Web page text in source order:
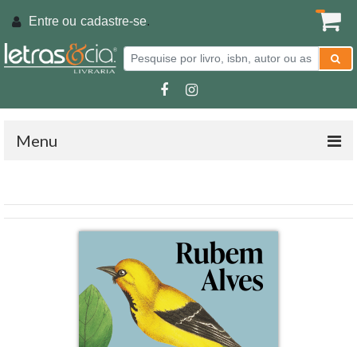
Entre ou cadastre-se.
Menu